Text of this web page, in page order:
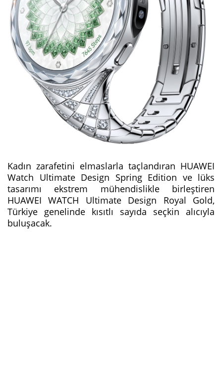
Kadın zarafetini elmaslarla taçlandıran HUAWEI
Watch Ultimate Design Spring Edition ve lüks
tasarımı ekstrem mühendislikle birleştiren
HUAWEI WATCH Ultimate Design Royal Gold,
Türkiye genelinde kısıtlı sayıda seçkin alıcıyla
buluşacak.